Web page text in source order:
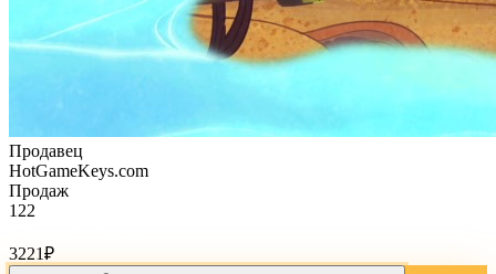
Продавец
HotGameKeys.com
Продаж
122
3221₽